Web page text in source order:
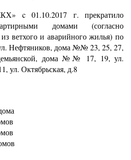
c 01.10.2017 г. прекратило
домами (согласно
ветхого и аварийного жилья) по
Нефтяников, дома №№ 23, 25, 27,
дома №№ 17, 19, ул.
ул. Октябрьская, д.8